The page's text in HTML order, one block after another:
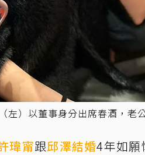
左）以董事身分出席春酒，老
瑋甯跟邱澤結婚4年如願